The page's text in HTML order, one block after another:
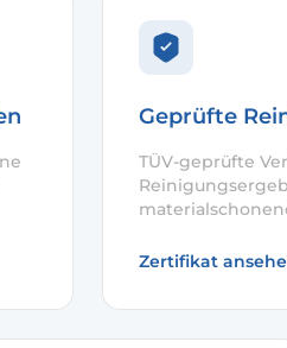
Geprüfte
TÜV-geprüfte
Zertifikat